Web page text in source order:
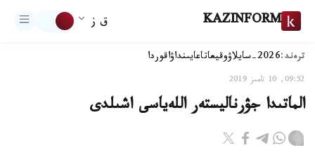
KAZINFORM ق ز
ترەند:2026-سايلاۋ وقيعاتاعايىنداۋاقوردا
09:52, 10 تامىز 2019
الماتىدا جۋرناليستەر اللەياسى اشىلدى